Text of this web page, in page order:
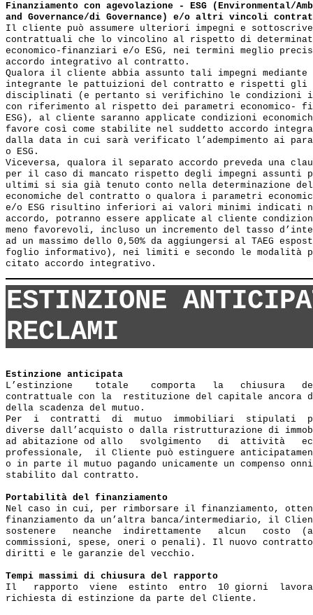
Finanziamento con agevolazione - ESG (Environmental/
and Governance/di Governance) e/o altri vincoli
Il cliente può assumere ulteriori impegni e
contrattuali che lo vincolino al rispetto di
economico-finanziari e/o ESG, nei termini meglio
accordo integrativo al contratto.
Qualora il cliente abbia assunto tali impegni mediante
integrante le pattuizioni del contratto e rispetti gli
disciplinati (e pertanto si verifichino le condizioni
con riferimento al rispetto dei parametri economico-
ESG), al cliente saranno applicate condizioni
favore così come stabilite nel suddetto accordo
dalla data in cui sarà verificato l’adempimento ai
o ESG.
Viceversa, qualora il separato accordo preveda una
per il caso di mancato rispetto degli impegni assunti
ultimi si sia già tenuto conto nella determinazione
economiche del contratto o qualora i parametri
e/o ESG risultino inferiori ai valori minimi indicati
accordo, potranno essere applicate al cliente
meno favorevoli, incluso un incremento del tasso
ad un massimo dello 0,50% da aggiungersi al TAEG
foglio informativo), nei limiti e secondo le modalità
ESTINZIONE
RECLAMI
Estinzione anticipata
L’estinzione    totale    comporta   la   chiusura
contrattuale con la  restituzione del capitale ancora
della scadenza del mutuo.
Per  i  contratti  di  mutuo  immobiliari  stipulati
diverse dall’acquisto o dalla ristrutturazione di
ad abitazione od allo   svolgimento   di  attività
professionale,  il Cliente può estinguere
o in parte il mutuo pagando unicamente un compenso
stabilito dal contratto.
Portabilità del finanziamento
Nel caso in cui, per rimborsare il finanziamento,
finanziamento da un’altra banca/intermediario, il
sostenere   neanche  indirettamente   alcun   costo
commissioni, spese, oneri o penali). Il nuovo
diritti e le garanzie del vecchio.
Tempi massimi di chiusura del rapporto
Il   rapporto  viene  estinto  entro  10 giorni
richiesta di estinzione da parte del Cliente.